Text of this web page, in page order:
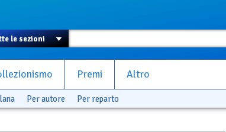
Premi Altro
Per autore Per reparto